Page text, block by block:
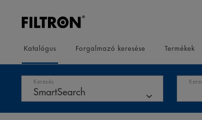
Katalógus Forgalmazó keresése Termékek
Keresés